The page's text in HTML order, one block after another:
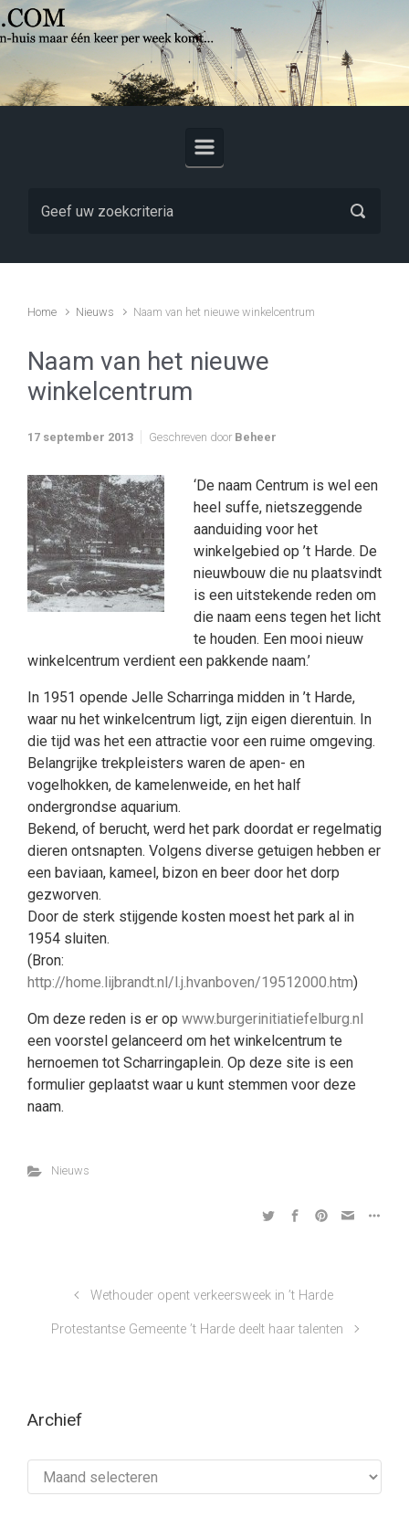
Skip to main content
Home Nieuws Naam van het nieuwe winkelcentrum
Naam van het nieuwe
winkelcentrum
17 september 2013 Geschreven door Beheer
‘De naam Centrum is wel een
heel suffe, nietszeggende
aanduiding voor het
winkelgebied op ’t Harde. De
nieuwbouw die nu plaatsvindt
is een uitstekende reden om
die naam eens tegen het licht
te houden. Een mooi nieuw
winkelcentrum verdient een pakkende naam.’
In 1951 opende Jelle Scharringa midden in ’t Harde,
waar nu het winkelcentrum ligt, zijn eigen dierentuin. In
die tijd was het een attractie voor een ruime omgeving.
Belangrijke trekpleisters waren de apen- en
vogelhokken, de kamelenweide, en het half
ondergrondse aquarium.
Bekend, of berucht, werd het park doordat er regelmatig
dieren ontsnapten. Volgens diverse getuigen hebben er
een baviaan, kameel, bizon en beer door het dorp
gezworven.
Door de sterk stijgende kosten moest het park al in
1954 sluiten.
(Bron:
http://home.lijbrandt.nl/l.j.hvanboven/19512000.htm)
Om deze reden is er op www.burgerinitiatiefelburg.nl
een voorstel gelanceerd om het winkelcentrum te
hernoemen tot Scharringaplein. Op deze site is een
formulier geplaatst waar u kunt stemmen voor deze
naam.
Nieuws
Wethouder opent verkeersweek in ’t Harde
Protestantse Gemeente ’t Harde deelt haar talenten
Archief